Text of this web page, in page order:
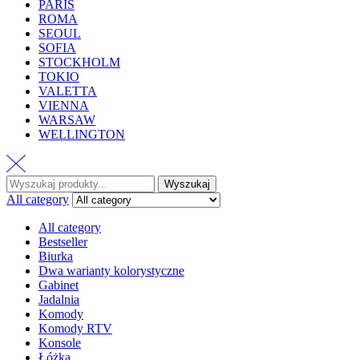
PARIS
ROMA
SEOUL
SOFIA
STOCKHOLM
TOKIO
VALETTA
VIENNA
WARSAW
WELLINGTON
Wyszukaj
All category
All category
Bestseller
Biurka
Dwa warianty kolorystyczne
Gabinet
Jadalnia
Komody
Komody RTV
Konsole